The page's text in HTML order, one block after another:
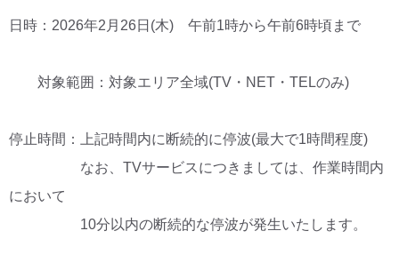
日時：2026年2月26日(木) 午前1時から午前6時頃まで
対象範囲：対象エリア全域(TV・NET・TELのみ)
停止時間：上記時間内に断続的に停波(最大で1時間程度)
なお、TVサービスにつきましては、作業時間内
において
10分以内の断続的な停波が発生いたします。